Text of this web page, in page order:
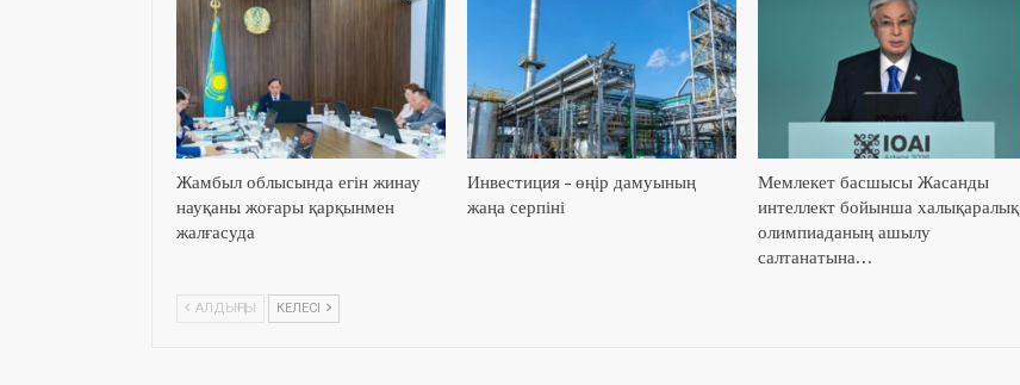
Жамбыл облысында егін жинау
науқаны жоғары қарқынмен
жалғасуда
Инвестиция – өңір дамуының
жаңа серпіні
Мемлекет басшысы Жасанды
интеллект бойынша халықаралық
олимпиаданың ашылу
салтанатына…
АЛДЫҢҒЫ КЕЛЕСІ